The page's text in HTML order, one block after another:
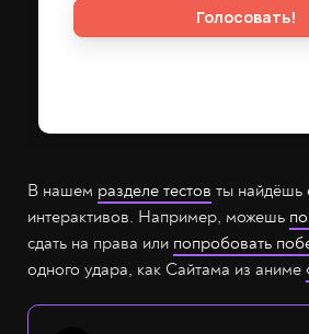
В нашем разделе тестов ты
интерактивов. Например, можешь
сдать на права или попробовать
одного удара, как Сайтама из аниме